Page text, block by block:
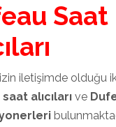
Saat
iletişimde olduğu
alıcıları ve